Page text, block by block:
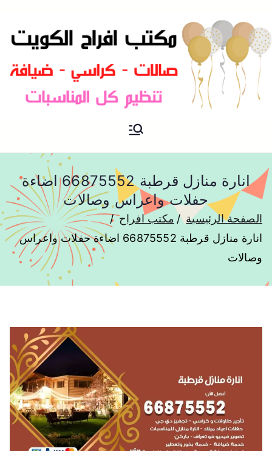
مكتب افراح و مناسبات و زواج و
انارة منازل قرطبة 66875552 اضاءة
حفلات واعراس وصالات
الصفحة الرئيسية
مكتب افراح
انارة منازل قرطبة 66875552 اضاءة حفلات واعراس
وصالات